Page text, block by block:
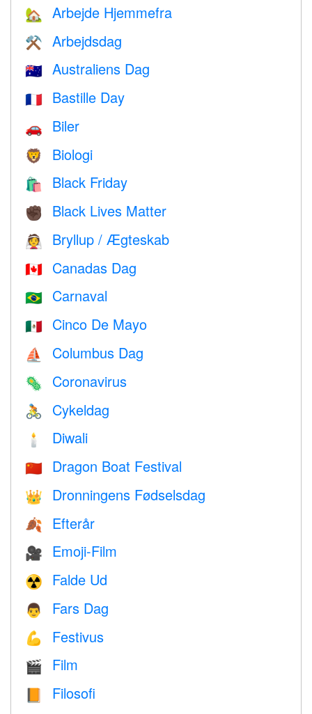
🏡 Arbejde Hjemmefra
⚒️ Arbejdsdag
🇦🇺 Australiens Dag
🇫🇷 Bastille Day
🚗 Biler
🦁 Biologi
🛍 Black Friday
✊🏿 Black Lives Matter
👰 Bryllup / Ægteskab
🇨🇦 Canadas Dag
🇧🇷 Carnaval
🇲🇽 Cinco De Mayo
⛵️ Columbus Dag
🦠 Coronavirus
🚴 Cykeldag
🕯 Diwali
🇨🇳 Dragon Boat Festival
👑 Dronningens Fødselsdag
🍂 Efterår
🎥 Emoji-Film
☢️ Falde Ud
👨 Fars Dag
💪 Festivus
🎬 Film
📙
Filosofi